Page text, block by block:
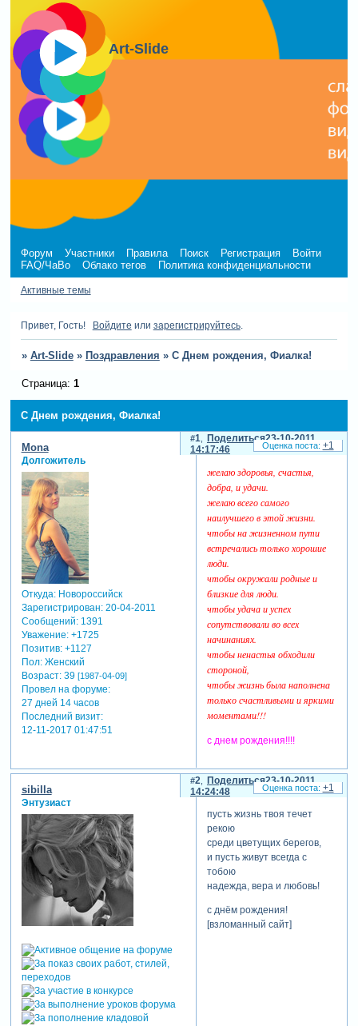
Art-Slide
Форум Участники Правила Поиск Регистрация
Войти
FAQ/ЧаВо
Облако тегов Политика конфиденциальности
Активные темы
Привет, Гость! Войдите или зарегистрируйтесь.
» Art-Slide » Поздравления » С Днем рождения, Фиалка!
С Днем рождения, Фиалка!
Страница: 1
Поделиться
1
23-10-2011
14:17:46
Mona
Долгожитель
Откуда:Новороссийск
Зарегистрирован: 20-04-2011
Сообщений:1391
Уважение: +1725
Позитив: +1127
Пол:Женский
Возраст:39 [1987-04-09]
Провел на форуме:
27 дней 14 часов
Последний визит:
12-11-2017 01:47:51
желаю здоровья, счастья,
добра, и удачи.
желаю всего самого
наилучшего в этой жизни.
чтобы на жизненном пути
встречались только хорошие
люди.
чтобы окружали родные и
близкие для люди.
чтобы удача и успех
сопутствовали во всех
начинаниях.
чтобы ненастья обходили
стороной,
чтобы жизнь была наполнена
только счастливыми и яркими
моментами!!!
с днем рождения!!!!
+1
Поделиться
2
23-10-2011
14:24:48
sibilla
Энтузиаст
пусть жизнь твоя течет
рекою
среди цветущих берегов,
и пусть живут всегда с
тобою
надежда, вера и любовь!
с днём рождения!
[взломанный сайт]
+1